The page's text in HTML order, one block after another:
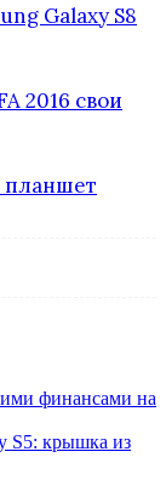
Galaxy S8
2016 свои
планшет
финансами на
S5: крышка из